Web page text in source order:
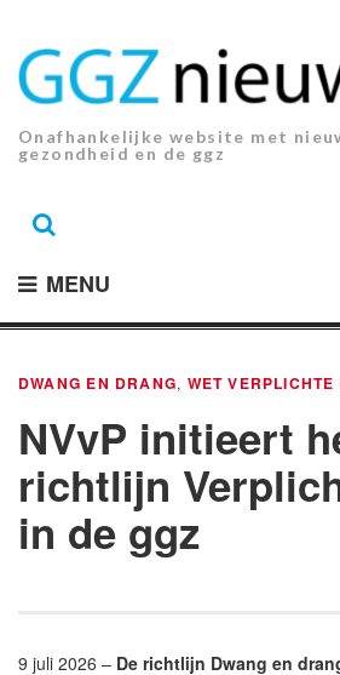
inhoud.
Onafhankelijke website met
gezondheid en de ggz
MENU
DWANG EN DRANG, WET VERPLICHTE
NVvP initieert
richtlijn
in de ggz
9 juli 2026 – De richtlijn Dwang en